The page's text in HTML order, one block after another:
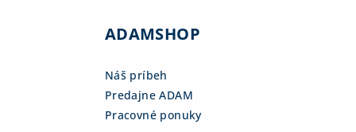
ADAMSHOP
Náš príbeh
Predajne ADAM
Pracovné ponuky